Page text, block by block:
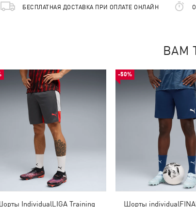
БЕСПЛАТНАЯ ДОСТАВКА ПРИ ОПЛАТЕ ОНЛАЙН
ВАМ
IndividualLIGA Training
-50%
Шорты